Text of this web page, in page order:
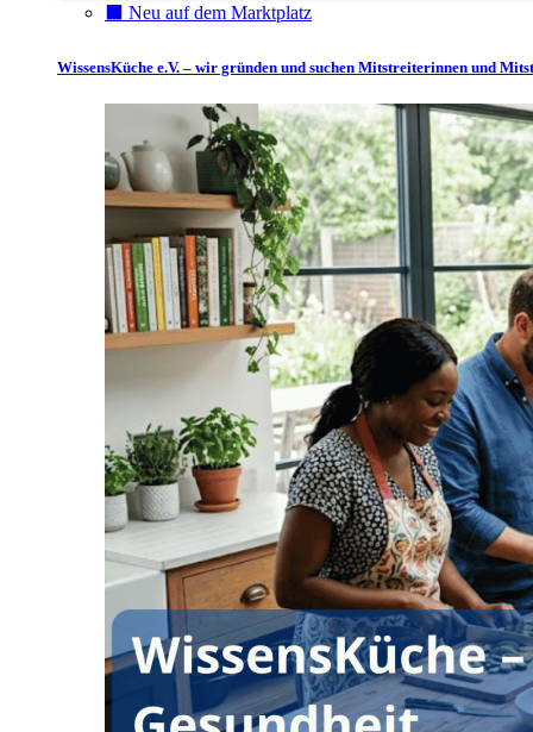
⬛️ Neu auf dem Marktplatz
WissensKüche e.V. – wir gründen und suchen Mitstreiterinnen und